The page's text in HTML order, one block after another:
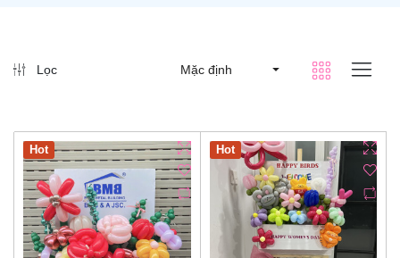
Lọc Mặc định
Hot Hot